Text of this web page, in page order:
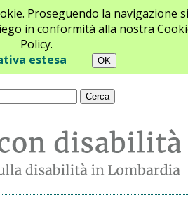
Proseguendo la navigazione si
in conformità alla nostra
Policy.
estesa
Newsletter Contatti